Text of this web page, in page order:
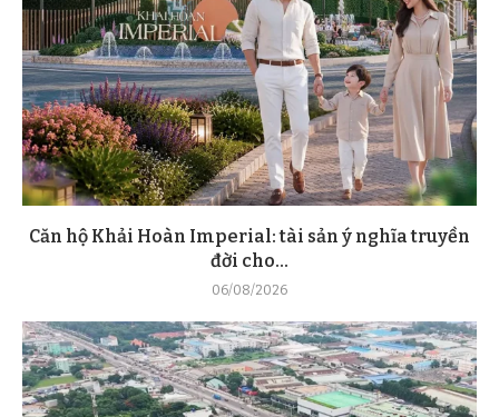
Căn hộ Khải Hoàn Imperial: tài sản ý nghĩa truyền
đời cho...
06/08/2026